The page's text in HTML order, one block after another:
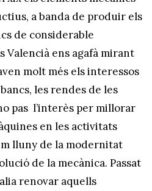
a banda de produir els
de considerable
Valencià ens agafà mirant
molt més els interessos
les rendes de les
pas l’interès per millorar
en les activitats
lluny de la modernitat
de la mecànica. Passat
renovar aquells